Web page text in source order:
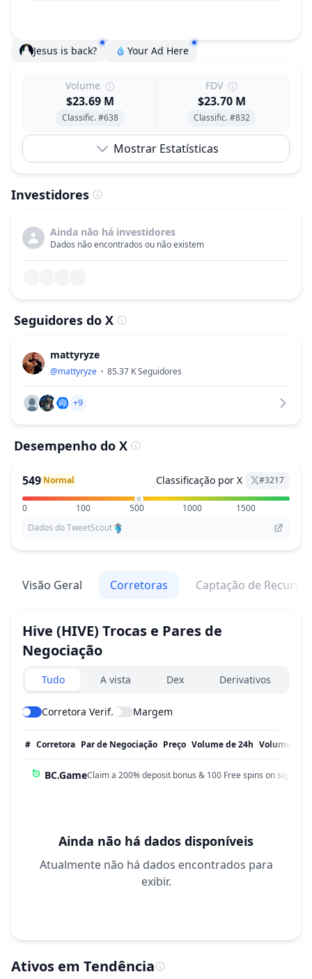
Jesus is back? Your Ad Here
Volume
$23.69 M
Classific. #638
FDV
$23.70 M
Classific. #832
Mostrar Estatísticas
Investidores
Ainda não há investidores
Dados não encontrados ou não existem
Seguidores do X
mattyryze
@mattyryze 85.37 KSeguidores
+9
Desempenho do X
549 Normal Classificação por X #3217
0 100 500 1000
1500
Dados do TweetScout
Visão Geral Corretoras Captação de Recursos
Hive (HIVE) Trocas e Pares de
Negociação
Exchanges type
Tudo A vista Dex Derivativos
Corretora Verif. Margem
# Corretora Par de Negociação Preço Volume de 24h Volume em
BC.GameClaim a 200% deposit bonus & 100 Free spins on sign up!
Ainda não há dados disponíveis
Atualmente não há dados encontrados para
exibir.
Ativos em Tendência